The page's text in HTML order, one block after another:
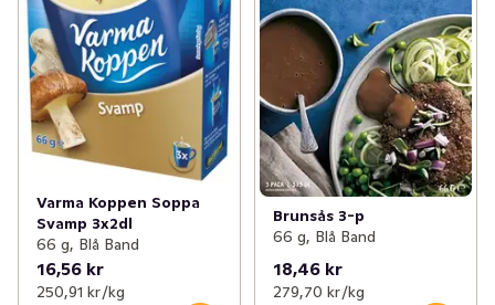
Varma Koppen Soppa
Svamp 3x2dl
66 g, Blå Band
16,56 kr
250,91 kr /kg
Brunsås 3-p
66 g, Blå Band
18,46 kr
279,70 kr /kg